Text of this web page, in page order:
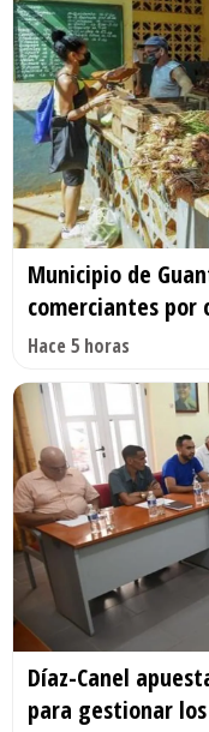
Municipio de
comerciantes por
Hace 5 horas
Díaz-Canel
para gestionar